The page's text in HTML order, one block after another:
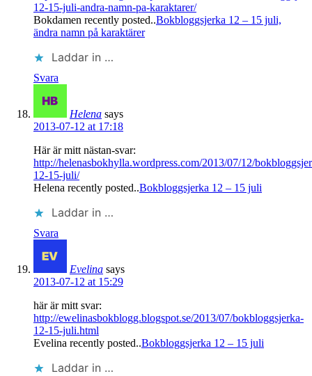
12-15-juli-andra-namn-pa-karaktarer/
Bokdamen recently posted..Bokbloggsjerka 12 – 15 juli,
ändra namn på karaktärer
Laddar in …
Svara
Helena says
2013-07-12 at 17:18
Här är mitt nästan-svar:
http://helenasbokhylla.wordpress.com/2013/07/12/
12-15-juli/
Helena recently posted..Bokbloggsjerka 12 – 15 juli
Laddar in …
Svara
Evelina says
2013-07-12 at 15:29
här är mitt svar:
http://ewelinasbokblogg.blogspot.se/2013/07/bokbloggsjerka-
12-15-juli.html
Evelina recently posted..Bokbloggsjerka 12 – 15 juli
Laddar in …